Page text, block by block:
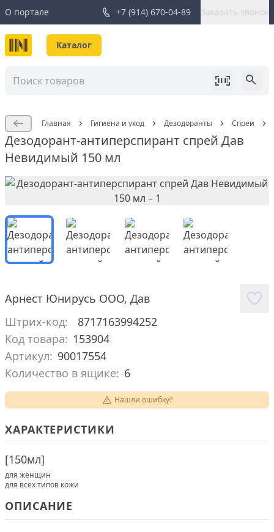
О портале +7 (914) 670-04-89 Заказать звонок
Каталог
Главная Гигиена и уход Дезодоранты Спреи
Дезодорант-антиперспирант спрей Дав
Невидимый 150 мл
Арнест Юнирусь ООО, Дав
Штрих-код:
8717163994252
Код товара: 153904
Артикул: 90017554
Количество в ящике: 6
Нашли ошибку?
ХАРАКТЕРИСТИКИ
[150мл]
для женщин
для всех типов кожи
ОПИСАНИЕ